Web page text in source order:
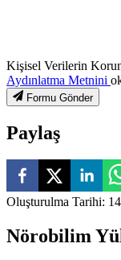
Kişisel Verilerin
Aydınlatma Metnini
Formu Gönder
Paylaş
Oluşturulma Tarihi:
Nörobilim